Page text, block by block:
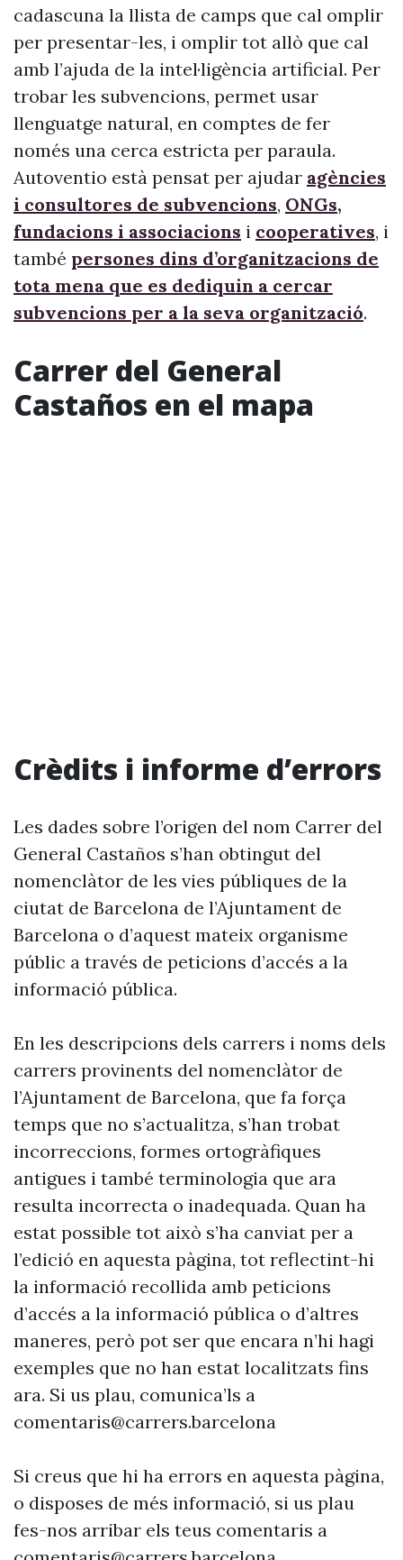
cadascuna la llista de camps que cal omplir
per presentar-les, i omplir tot allò que cal
amb l’ajuda de la intel·ligència artificial. Per
trobar les subvencions, permet usar
llenguatge natural, en comptes de fer
només una cerca estricta per paraula.
Autoventio està pensat per ajudar agències
i consultores de subvencions, ONGs,
fundacions i associacions i cooperatives, i
també persones dins d’organitzacions de
tota mena que es dediquin a cercar
subvencions per a la seva organització.
Carrer del General
Castaños en el mapa
Crèdits i informe d’errors
Les dades sobre l’origen del nom Carrer del
General Castaños s’han obtingut del
nomenclàtor de les vies públiques de la
ciutat de Barcelona de l’Ajuntament de
Barcelona o d’aquest mateix organisme
públic a través de peticions d’accés a la
informació pública.
En les descripcions dels carrers i noms dels
carrers provinents del nomenclàtor de
l’Ajuntament de Barcelona, que fa força
temps que no s’actualitza, s’han trobat
incorreccions, formes ortogràfiques
antigues i també terminologia que ara
resulta incorrecta o inadequada. Quan ha
estat possible tot això s’ha canviat per a
l’edició en aquesta pàgina, tot reflectint-hi
la informació recollida amb peticions
d’accés a la informació pública o d’altres
maneres, però pot ser que encara n’hi hagi
exemples que no han estat localitzats fins
ara. Si us plau, comunica’ls a
comentaris@carrers.barcelona
Si creus que hi ha errors en aquesta pàgina,
o disposes de més informació, si us plau
fes-nos arribar els teus comentaris a